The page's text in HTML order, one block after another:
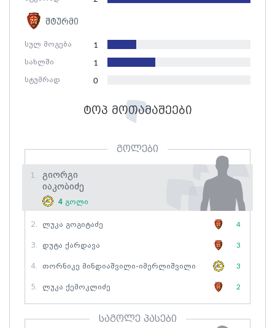
შტურმი
სულ მოგება 1
სახლში 1
სტუმრად 0
ტოპ მოთამაშეები
გოლები
1.
Გიორგი
Იაკობიძე
4 გოლი
2. Ლუკა Გოგიტაძე 4
3. Დუტა Ქარდავა 3
4. Თორნიკე Მინდიაშვილი-Იმერლიშვილი 3
5. Ლუკა Ქემოკლიძე 2
საგოლე პასები